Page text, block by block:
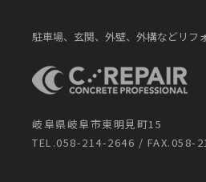
駐車場、玄関、外壁、外構などリフ
岐阜県岐阜市東明見町15
TEL.058-214-2646 / FAX.058-